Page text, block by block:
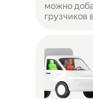
можно
грузчиков